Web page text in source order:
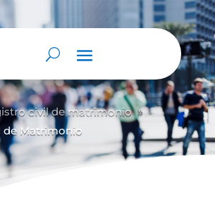
civil de matrimonio 9
de Matrimonio